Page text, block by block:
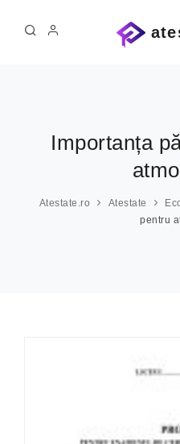
Importanța
Atestate.ro Atestate
pentru